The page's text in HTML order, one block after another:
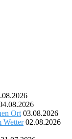
Ort 03.08.2026
Wetter 02.08.2026